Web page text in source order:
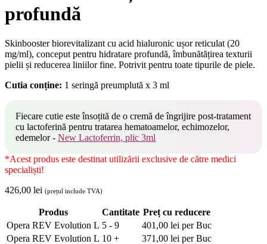
profundă
Skinbooster biorevitalizant cu acid hialuronic ușor reticulat (20
mg/ml), conceput pentru hidratare profundă, îmbunătățirea texturii
pielii și reducerea liniilor fine. Potrivit pentru toate tipurile de piele.
Cutia conține: 1 seringă preumplută x 3 ml
Fiecare cutie este însoțită de o cremă de îngrijire post-tratament
cu lactoferină pentru tratarea hematoamelor, echimozelor,
edemelor - New Lactoferrin, plic 3ml
*Acest produs este destinat utilizării exclusive de către medici
specialiști!
426,00 lei (prețul include TVA)
Produs Cantitate Preț cu reducere
Opera REV Evolution L 5 - 9 401,00 lei per Buc
Opera REV Evolution L 10 + 371,00 lei per Buc